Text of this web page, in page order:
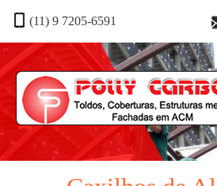
(11) 9 7205-6591